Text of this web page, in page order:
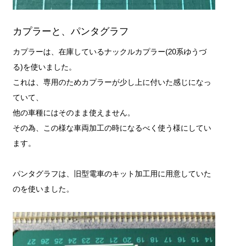
カプラーと、パンタグラフ
カプラーは、在庫しているナックルカプラー(20系ゆうづ
る)を使いました。
これは、専用のためカプラーが少し上に付いた感じになっ
ていて、
他の車種にはそのまま使えません。
その為、この様な車両加工の時になるべく使う様にしてい
ます。
パンタグラフは、旧型電車のキット加工用に用意していた
のを使いました。